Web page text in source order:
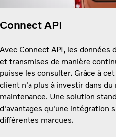
Connect API
Avec Connect API, les données
et transmises de manière
puisse les consulter. Grâce à
client n'a plus à investir dans du
maintenance. Une solution
d'avantages qu'une intégration
différentes marques.